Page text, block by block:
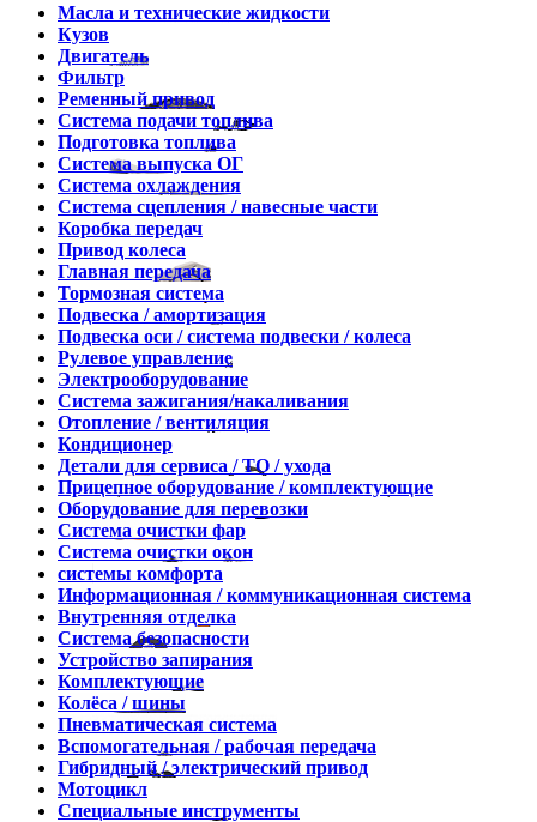
Масла и технические жидкости
Кузов
Двигатель
Фильтр
Ременный привод
Система подачи топлива
Подготовка топлива
Система выпуска ОГ
Система охлаждения
Система сцепления / навесные части
Коробка передач
Привод колеса
Главная передача
Тормозная система
Подвеска / амортизация
Подвеска оси / система подвески / колеса
Рулевое управление
Электрооборудование
Система зажигания/накаливания
Отопление / вентиляция
Кондиционер
Детали для сервиса / ТО / ухода
Прицепное оборудование / комплектующие
Оборудование для перевозки
Система очистки фар
Система очистки окон
системы комфорта
Информационная / коммуникационная система
Внутренняя отделка
Система безопасности
Устройство запирания
Комплектующие
Колёса / шины
Пневматическая система
Вспомогательная / рабочая передача
Гибридный / электрический привод
Мотоцикл
Специальные инструменты